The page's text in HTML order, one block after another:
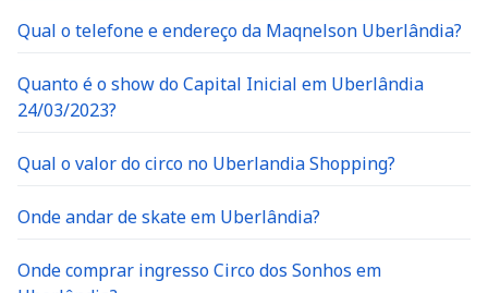
Qual o telefone e endereço da Maqnelson Uberlândia?
Quanto é o show do Capital Inicial em Uberlândia
24/03/2023?
Qual o valor do circo no Uberlandia Shopping?
Onde andar de skate em Uberlândia?
Onde comprar ingresso Circo dos Sonhos em